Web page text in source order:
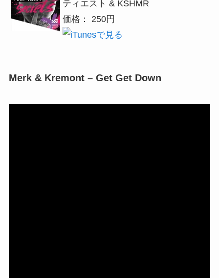
ティエスト & KSHMR
価格： 250円
Merk & Kremont – Get Get Down